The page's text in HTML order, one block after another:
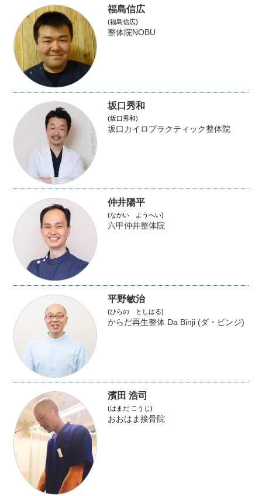
福島信広
(福島信広)
整体院NOBU
坂口秀和
(坂口秀和)
坂口カイロプラクティック整体院
仲井陽平
(なかい ようへい)
六甲仲井整体院
平野敏治
(ひらの としはる)
からだ再生整体 Da Binji (ダ・ビンジ)
濱田 浩司
(はまだ こうじ)
おおはま接骨院